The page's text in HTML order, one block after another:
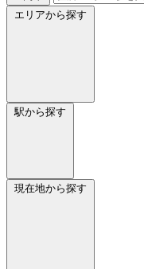
エリアから探す
駅から探す
現在地から探す